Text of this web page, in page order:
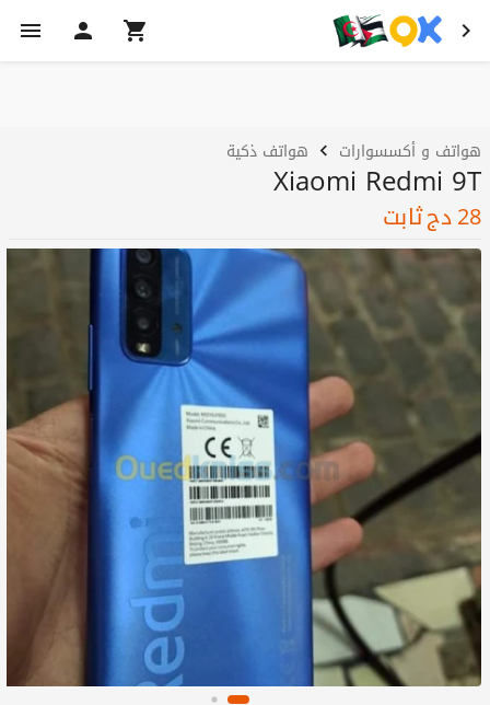
هواتف و أكسسوارات هواتف ذكية
Xiaomi Redmi 9T
28دجثابت